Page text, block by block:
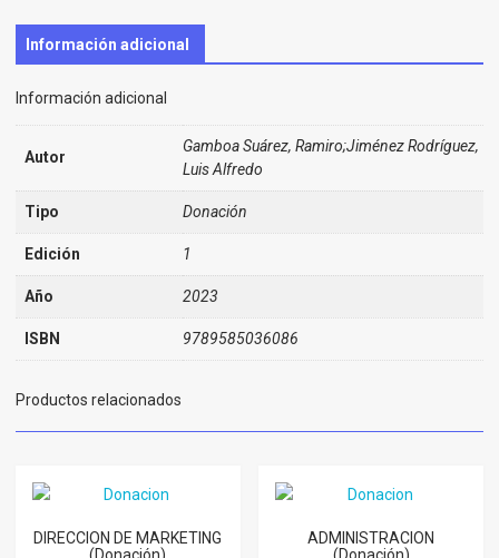
Información adicional
Información adicional
Autor
Gamboa Suárez, Ramiro;Jiménez Rodríguez,
Luis Alfredo
Tipo Donación
Edición 1
Año 2023
ISBN 9789585036086
Productos relacionados
DIRECCION DE MARKETING
(Donación)
ADMINISTRACION
(Donación)